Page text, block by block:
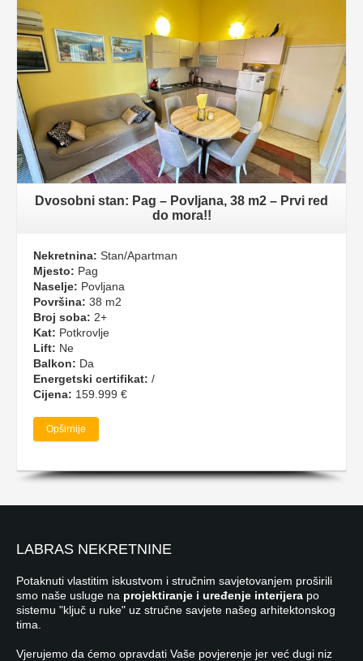
Dvosobni stan: Pag – Povljana, 38 m2 – Prvi red
do mora!!
Nekretnina: Stan/Apartman
Mjesto: Pag
Naselje: Povljana
Površina: 38 m2
Broj soba: 2+
Kat: Potkrovlje
Lift: Ne
Balkon: Da
Energetski certifikat: /
Cijena: 159.999 €
Opširnije
LABRAS NEKRETNINE
Potaknuti vlastitim iskustvom i stručnim savjetovanjem proširili
smo naše usluge na projektiranje i uređenje interijera po
sistemu "ključ u ruke" uz stručne savjete našeg arhitektonskog
tima.
Vjerujemo da ćemo opravdati Vaše povjerenje jer već dugi niz